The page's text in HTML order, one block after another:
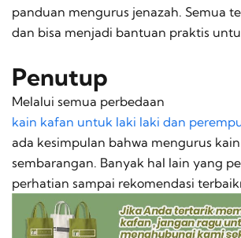
panduan mengurus jenazah. Semua
dan bisa menjadi bantuan praktis
Penutup
Melalui semua perbedaan
kain kafan untuk laki laki dan
ada kesimpulan bahwa mengurus
sembarangan. Banyak hal lain yang
perhatian sampai rekomendasi